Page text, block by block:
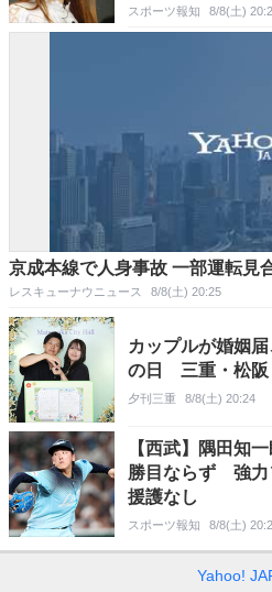
スポーツ報知 8/8(土)
京成本線で人身事故 一部運転見
レスキューナウニュース 8/8(土) 20:25
カップルが婚姻
の日 三重・松阪
夕刊三重 8/8(土) 20:24
【西武】隅田知
勝目ならず 強力
援護なし
スポーツ報知 8/8(土)
Yahoo!